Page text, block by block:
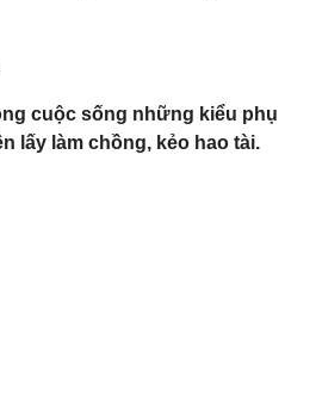
cuộc sống những kiểu phụ
lấy làm chồng, kẻo hao tài.